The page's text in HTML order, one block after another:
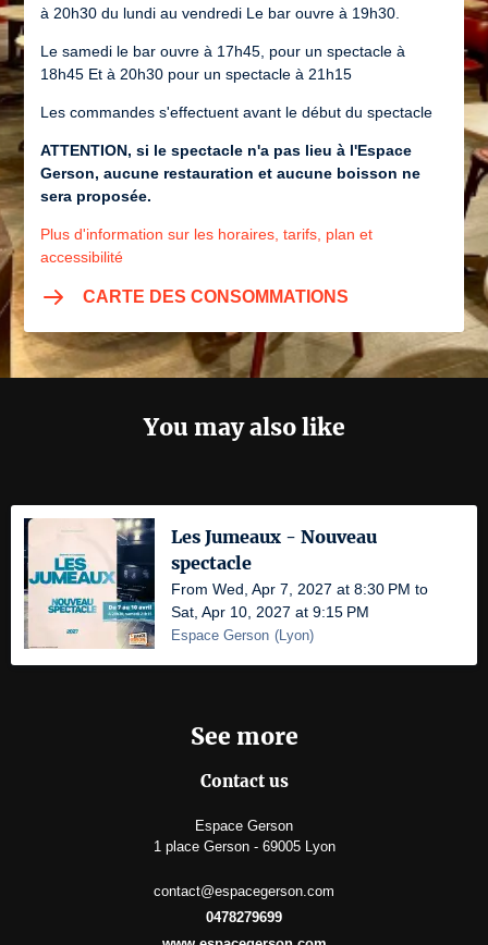
You may also like
Les Jumeaux - Nouveau
spectacle
From Wed, Apr 7, 2027 at 8:30 PM to
Sat, Apr 10, 2027 at 9:15 PM
Espace Gerson (Lyon)
à 20h30 du lundi au vendredi Le bar ouvre à 19h30.
Le samedi le bar ouvre à 17h45, pour un spectacle à
18h45 Et à 20h30 pour un spectacle à 21h15
Les commandes s'effectuent avant le début du spectacle
ATTENTION, si le spectacle n'a pas lieu à l'Espace
Gerson, aucune restauration et aucune boisson ne
sera proposée.
Plus d'information sur les horaires, tarifs, plan et
accessibilité
CARTE DES CONSOMMATIONS
See more
Contact us
Espace Gerson
1 place Gerson - 69005 Lyon
contact@espacegerson.com
0478279699